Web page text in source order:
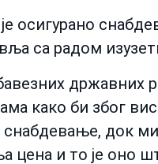
је осигурано
са радом
како би због
снабдевање, док
цена и то је оно